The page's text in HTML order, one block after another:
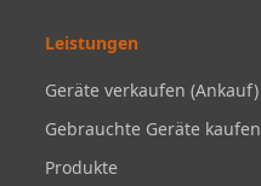
Leistungen
Geräte verkaufen (Ankauf)
Gebrauchte Geräte kaufen
Produkte